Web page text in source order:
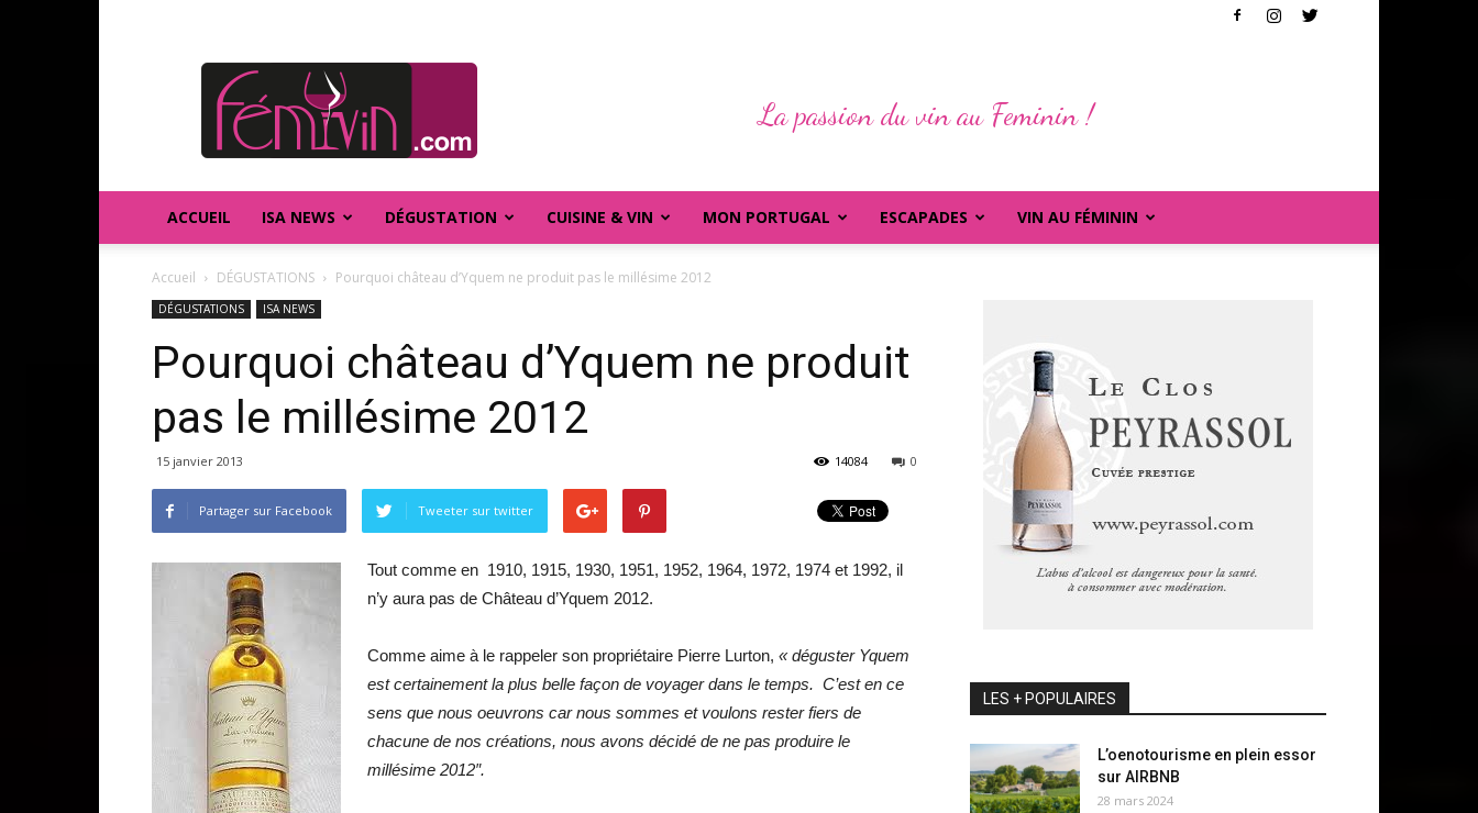
FEMIVIN
La passion du vin au Feminin !
ACCUEIL ISA NEWS DÉGUSTATION CUISINE & VIN MON PORTUGAL ESCAPADES VIN AU FÉMININ
Accueil DÉGUSTATIONS Pourquoi château d’Yquem ne produit pas le millésime 2012
DÉGUSTATIONS ISA NEWS
Pourquoi château d’Yquem ne produit
pas le millésime 2012
15 janvier 2013 0
14084
Partager sur Facebook Tweeter sur twitter
Tout comme en 1910, 1915, 1930, 1951, 1952, 1964, 1972, 1974 et 1992, il
n’y aura pas de Château d’Yquem 2012.
Comme aime à le rappeler son propriétaire Pierre Lurton, « déguster Yquem
est certainement la plus belle façon de voyager dans le temps. C’est en ce
sens que nous oeuvrons car nous sommes et voulons rester fiers de
chacune de nos créations, nous avons décidé de ne pas produire le
millésime 2012″.
LES + POPULAIRES
L’oenotourisme en plein essor
sur AIRBNB
28 mars 2024